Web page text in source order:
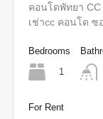
คอนโดพัทยา
เช่าcc คอนโด ซ
Bedrooms
1
For Rent